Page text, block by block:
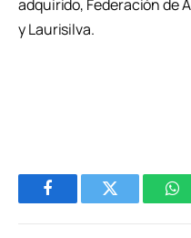
adquirido, Federación de
y Laurisilva.
FacebookTwitter